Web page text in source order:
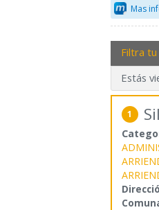
Mas
Filtra tu
Estás
1